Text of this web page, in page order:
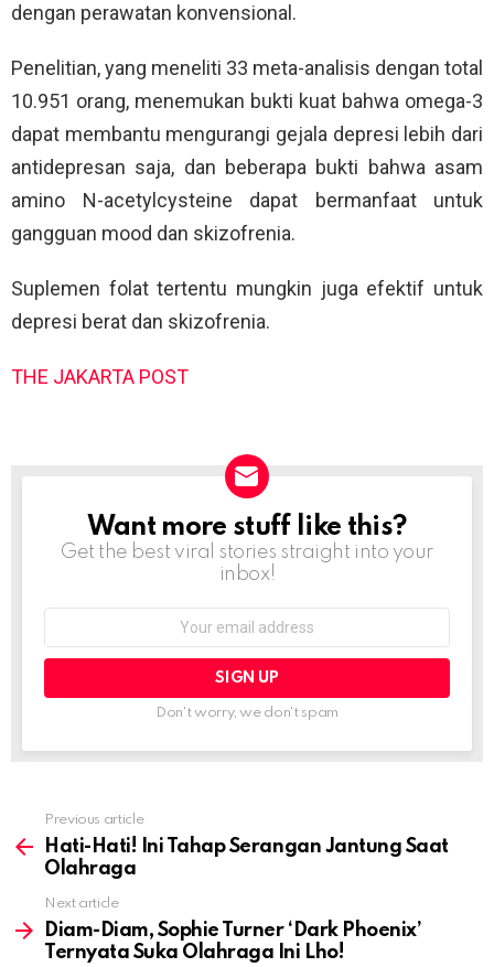
dengan perawatan konvensional.
Penelitian, yang meneliti 33 meta-analisis dengan total
10.951 orang, menemukan bukti kuat bahwa omega-3
dapat membantu mengurangi gejala depresi lebih dari
antidepresan saja, dan beberapa bukti bahwa asam
amino N-acetylcysteine dapat bermanfaat untuk
gangguan mood dan skizofrenia.
Suplemen folat tertentu mungkin juga efektif untuk
depresi berat dan skizofrenia.
THE JAKARTA POST
NEWSLETTER
Want more stuff like this?
Get the best viral stories straight into your
inbox!
Don't worry, we don't spam
more
Previous article
Hati-Hati! Ini Tahap Serangan Jantung Saat
Olahraga
Next article
Diam-Diam, Sophie Turner ‘Dark Phoenix’
Ternyata Suka Olahraga Ini Lho!